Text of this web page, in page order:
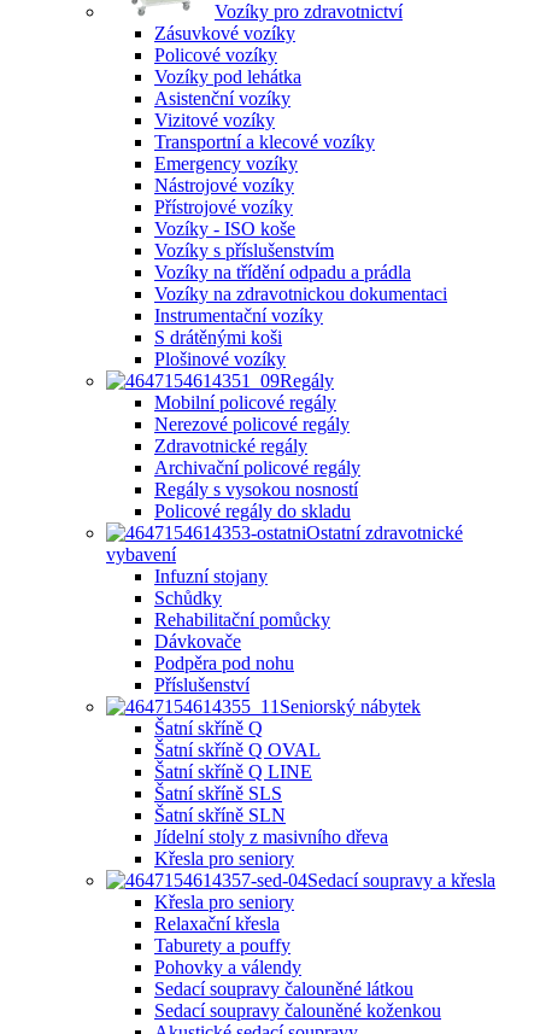
Vozíky pro zdravotnictví
Zásuvkové vozíky
Policové vozíky
Vozíky pod lehátka
Asistenční vozíky
Vizitové vozíky
Transportní a klecové vozíky
Emergency vozíky
Nástrojové vozíky
Přístrojové vozíky
Vozíky - ISO koše
Vozíky s příslušenstvím
Vozíky na třídění odpadu a prádla
Vozíky na zdravotnickou dokumentaci
Instrumentační vozíky
S drátěnými koši
Plošinové vozíky
Regály
Mobilní policové regály
Nerezové policové regály
Zdravotnické regály
Archivační policové regály
Regály s vysokou nosností
Policové regály do skladu
Ostatní zdravotnické
vybavení
Infuzní stojany
Schůdky
Rehabilitační pomůcky
Dávkovače
Podpěra pod nohu
Příslušenství
Seniorský nábytek
Šatní skříně Q
Šatní skříně Q OVAL
Šatní skříně Q LINE
Šatní skříně SLS
Šatní skříně SLN
Jídelní stoly z masivního dřeva
Křesla pro seniory
Sedací soupravy a křesla
Křesla pro seniory
Relaxační křesla
Taburety a pouffy
Pohovky a válendy
Sedací soupravy čalouněné látkou
Sedací soupravy čalouněné koženkou